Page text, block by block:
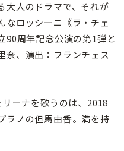
大人のドラマで、それが
なロッシーニ《ラ・チェ
90周年記念公演の第1弾と
奈、演出：フランチェス
ーナを歌うのは、2018
ラノの但馬由香。満を持